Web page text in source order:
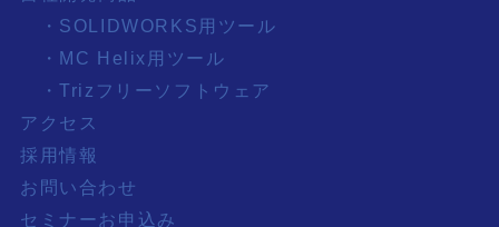
・SOLIDWORKS用ツール
・MC Helix用ツール
・Trizフリーソフトウェア
アクセス
採用情報
お問い合わせ
セミナーお申込み